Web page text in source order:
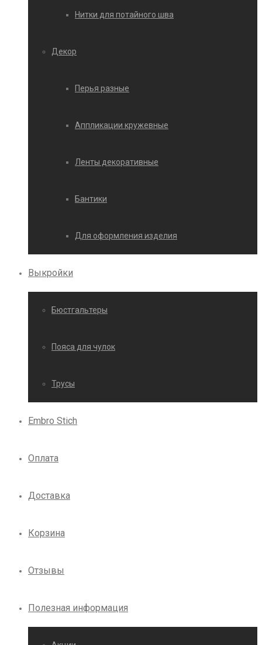
Нитки для потайного шва
Декор
Перья разные
Аппликации кружевные
Ленты декоративные
Бантики
Для оформления изделия
Выкройки
Бюстгальтеры
Пояса для чулок
Трусы
Embro Stich
Оплата
Доставка
Корзина
Отзывы
Полезная информация